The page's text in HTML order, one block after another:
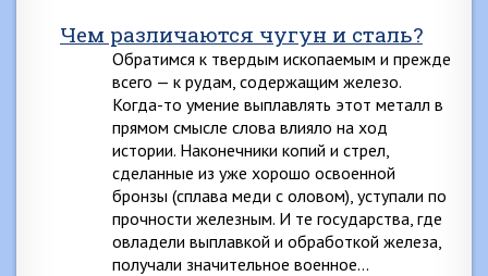
Чем различаются чугун и сталь?
Обратимся к твердым ископаемым и прежде
всего — к рудам, содержащим железо.
Когда-то умение выплавлять этот металл в
прямом смысле слова влияло на ход
истории. Наконечники копий и стрел,
сделанные из уже хорошо освоенной
бронзы (сплава меди с оловом), уступали по
прочности железным. И те государства, где
овладели выплавкой и обработкой железа,
получали значительное военное…